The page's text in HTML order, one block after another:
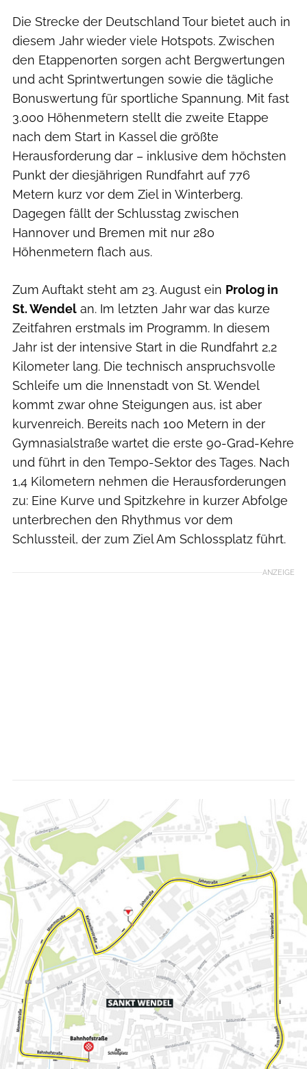
Die Strecke der Deutschland Tour bietet auch in
diesem Jahr wieder viele Hotspots. Zwischen
den Etappenorten sorgen acht Bergwertungen
und acht Sprintwertungen sowie die tägliche
Bonuswertung für sportliche Spannung. Mit fast
3.000 Höhenmetern stellt die zweite Etappe
nach dem Start in Kassel die größte
Herausforderung dar – inklusive dem höchsten
Punkt der diesjährigen Rundfahrt auf 776
Metern kurz vor dem Ziel in Winterberg.
Dagegen fällt der Schlusstag zwischen
Hannover und Bremen mit nur 280
Höhenmetern flach aus.
Zum Auftakt steht am 23. August ein Prolog in
St. Wendel an. Im letzten Jahr war das kurze
Zeitfahren erstmals im Programm. In diesem
Jahr ist der intensive Start in die Rundfahrt 2,2
Kilometer lang. Die technisch anspruchsvolle
Schleife um die Innenstadt von St. Wendel
kommt zwar ohne Steigungen aus, ist aber
kurvenreich. Bereits nach 100 Metern in der
Gymnasialstraße wartet die erste 90-Grad-Kehre
und führt in den Tempo-Sektor des Tages. Nach
1,4 Kilometern nehmen die Herausforderungen
zu: Eine Kurve und Spitzkehre in kurzer Abfolge
unterbrechen den Rhythmus vor dem
Schlussteil, der zum Ziel Am Schlossplatz führt.
ANZEIGE